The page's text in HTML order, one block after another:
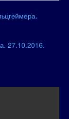
27.10.2016.